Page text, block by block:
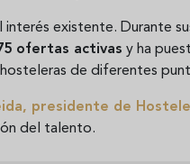
interés existente. Durante
ofertas activas y ha
de diferentes
, presidente de
del talento.